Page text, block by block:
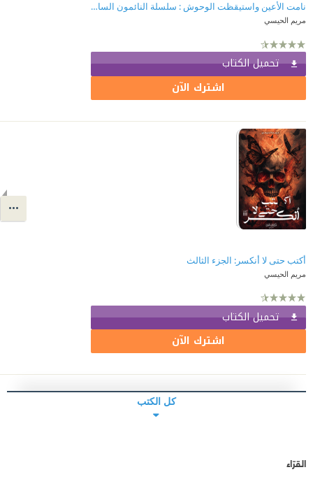
نامت الأعين واستيقظت الوحوش : سلسلة النائمون السائرون - الموسم الأول
مريم الحيسي
تحميل الكتاب
اشترك الآن
أكتب حتى لا أنكسر: الجزء الثالث
مريم الحيسي
تحميل الكتاب
اشترك الآن
كل الكتب
القرّاء